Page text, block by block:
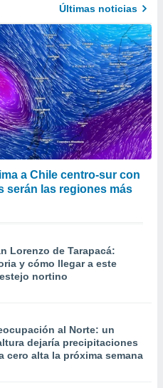
Últimas noticias
a Chile centro-sur con
serán las regiones más
Lorenzo de Tarapacá:
y cómo llegar a este
nortino
al Norte: un
dejaría precipitaciones
cero alta la próxima semana